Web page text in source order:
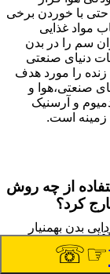
حتی با خوردن برخی
مواد غذایی
سم را در بدن
دنیای صنعتی
را مورد هدف
صنعتی،هوا و
و آرسنیک
زمینه است.
از چه روش
کرد؟
تقسیم می
از سموم
هوا،انواع
بدن بهمنیار
☞☏